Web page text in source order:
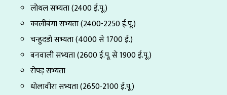
लोथल सभ्यता (2400 ई.पू.)
कालीबंगा सभ्यता (2400-2250 ई.पू.)
चन्हुदडो सभ्यता (4000 से 1700 ई.)
बनवाली सभ्यता (2600 ई.पू. से 1900 ई.पू.)
रोपड़ सभ्यता
धोलावीरा सभ्यता (2650-2100 ई.पू.)